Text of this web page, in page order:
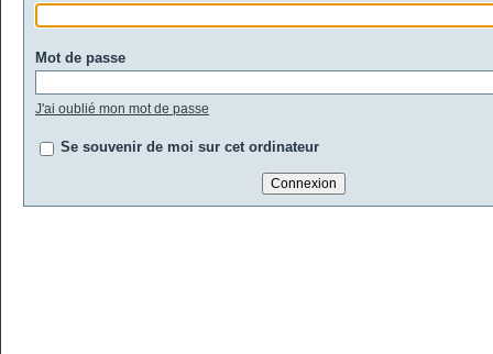
Mot de passe
J'ai oublié mon mot de passe
Se souvenir de moi sur cet ordinateur